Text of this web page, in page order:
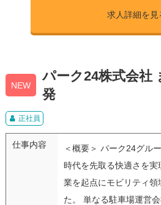
求人詳細を見
NEW
パーク24株式会社
発
正社員
仕事内容
＜概要＞ パーク24グル
時代を先取る快適さを
業を起点にモビリティ
た。 単なる駐車場運営